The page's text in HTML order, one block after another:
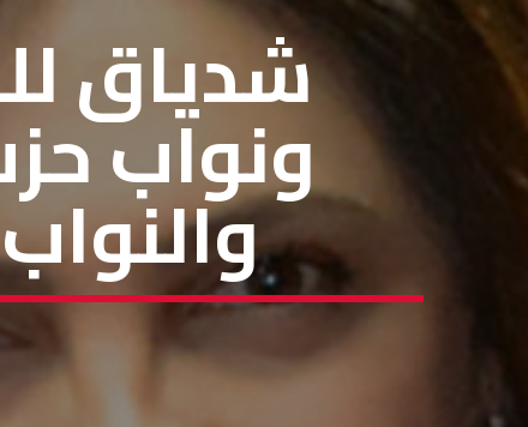
شدياق
ونواب